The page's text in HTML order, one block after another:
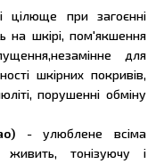
при загоєнні
на шкірі, пом'якшення
для
шкірних покривів,
порушенні обміну
- улюблене всіма
живить, тонізуючу і